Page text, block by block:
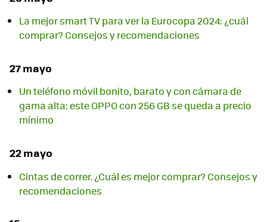
La mejor smart TV para ver la Eurocopa 2024: ¿cuál
comprar? Consejos y recomendaciones
27 mayo
Un teléfono móvil bonito, barato y con cámara de
gama alta: este OPPO con 256 GB se queda a precio
mínimo
22 mayo
Cintas de correr. ¿Cuál es mejor comprar? Consejos y
recomendaciones